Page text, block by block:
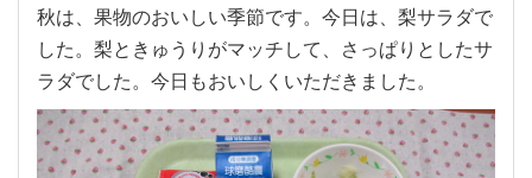
秋は、果物のおいしい季節です。今日は、梨サラダで
した。梨ときゅうりがマッチして、さっぱりとしたサ
ラダでした。今日もおいしくいただきました。